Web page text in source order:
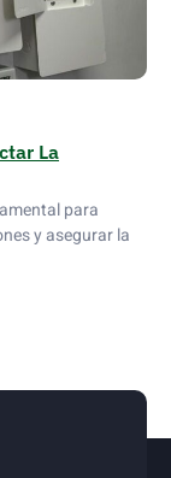
La
para
y asegurar la